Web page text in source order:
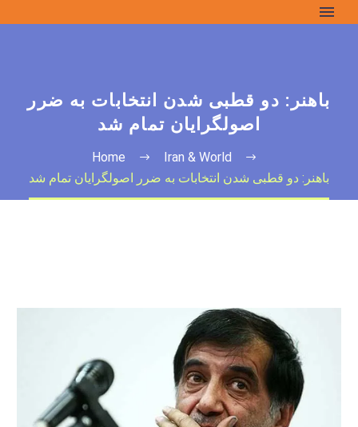
باهنر: دو قطبی شدن انتخابات به ضرر
اصولگرایان تمام شد
Home
Iran & World
باهنر: دو قطبی شدن انتخابات به ضرر اصولگرایان تمام شد